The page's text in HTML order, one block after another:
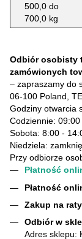
500,0 do
700,0 kg
Odbiór osobisty
zamówionych
– zapraszamy do
06-100 Poland,
Godziny otwarcia
Codziennie:
Sobota: 8:00 -
Niedziela:
Przy odbiorze
Płatność
Płatność
Zakup na
Odbiór w
Adres sklepu: